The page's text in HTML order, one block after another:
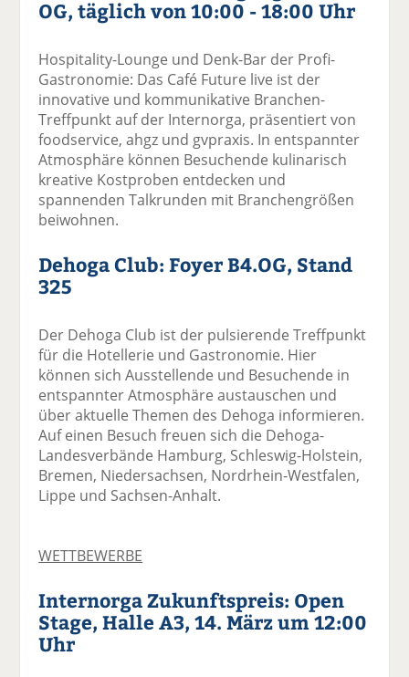
OG, täglich von 10:00 - 18:00 Uhr
Hospitality-Lounge und Denk-Bar der Profi-
Gastronomie: Das Café Future live ist der
innovative und kommunikative Branchen-
Treffpunkt auf der Internorga, präsentiert von
foodservice, ahgz und gvpraxis. In entspannter
Atmosphäre können Besuchende kulinarisch
kreative Kostproben entdecken und
spannenden Talkrunden mit Branchengrößen
beiwohnen.
Dehoga Club: Foyer B4.OG, Stand
325
Der Dehoga Club ist der pulsierende Treffpunkt
für die Hotellerie und Gastronomie. Hier
können sich Ausstellende und Besuchende in
entspannter Atmosphäre austauschen und
über aktuelle Themen des Dehoga informieren.
Auf einen Besuch freuen sich die Dehoga-
Landesverbände Hamburg, Schleswig-Holstein,
Bremen, Niedersachsen, Nordrhein-Westfalen,
Lippe und Sachsen-Anhalt.
WETTBEWERBE
Internorga Zukunftspreis: Open
Stage, Halle A3, 14. März um 12:00
Uhr